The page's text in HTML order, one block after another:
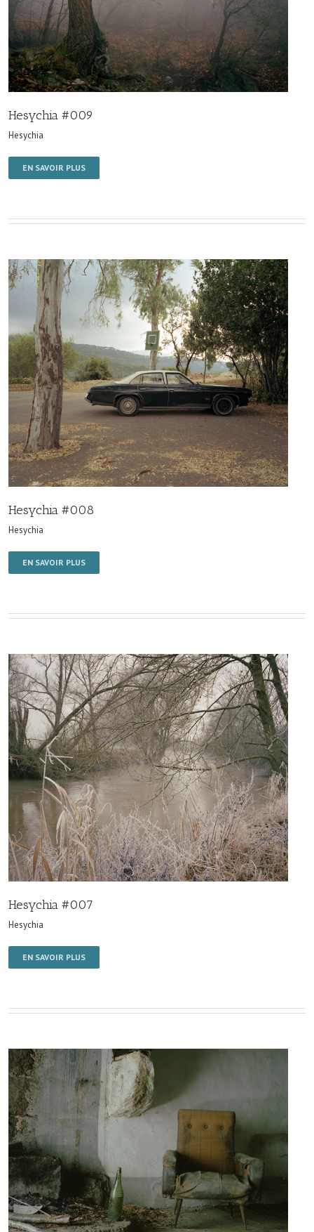
Hesychia #009
Hesychia
EN SAVOIR PLUS
Hesychia #008
Hesychia
EN SAVOIR PLUS
Hesychia #007
Hesychia
EN SAVOIR PLUS